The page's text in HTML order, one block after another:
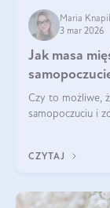
Maria
3 mar 2026
Jak masa
Czy to możliwe,
samopoczuciu i
wyjaśnimy.
CZYTAJ